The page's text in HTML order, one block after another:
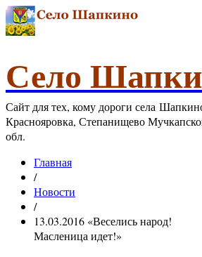
Село
Сайт для тех, кому дороги села
Краснояровка, Степанищево
обл.
Главная
/
Новости
/
13.03.2016 «Веселись народ!
Масленица идет!»